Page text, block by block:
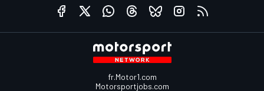
fr.Motor1.com
Motorsportjobs.com